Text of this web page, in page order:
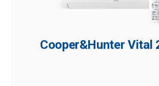
Cooper&Hunter Vital